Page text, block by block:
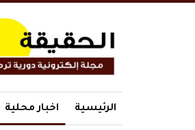
الرئيسية اخبار محلية